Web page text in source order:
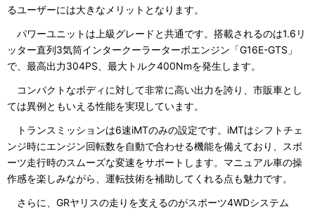
るユーザーには大きなメリットとなります。
パワーユニットは上級グレードと共通です。搭載されるのは1.6リ
ッター直列3気筒インタークーラーターボエンジン「G16E-GTS」
で、最高出力304PS、最大トルク400Nmを発生します。
コンパクトなボディに対して非常に高い出力を誇り、市販車とし
ては異例ともいえる性能を実現しています。
トランスミッションは6速iMTのみの設定です。iMTはシフトチェ
ンジ時にエンジン回転数を自動で合わせる機能を備えており、スポ
ーツ走行時のスムーズな変速をサポートします。マニュアル車の操
作感を楽しみながら、運転技術を補助してくれる点も魅力です。
さらに、GRヤリスの走りを支えるのがスポーツ4WDシステム